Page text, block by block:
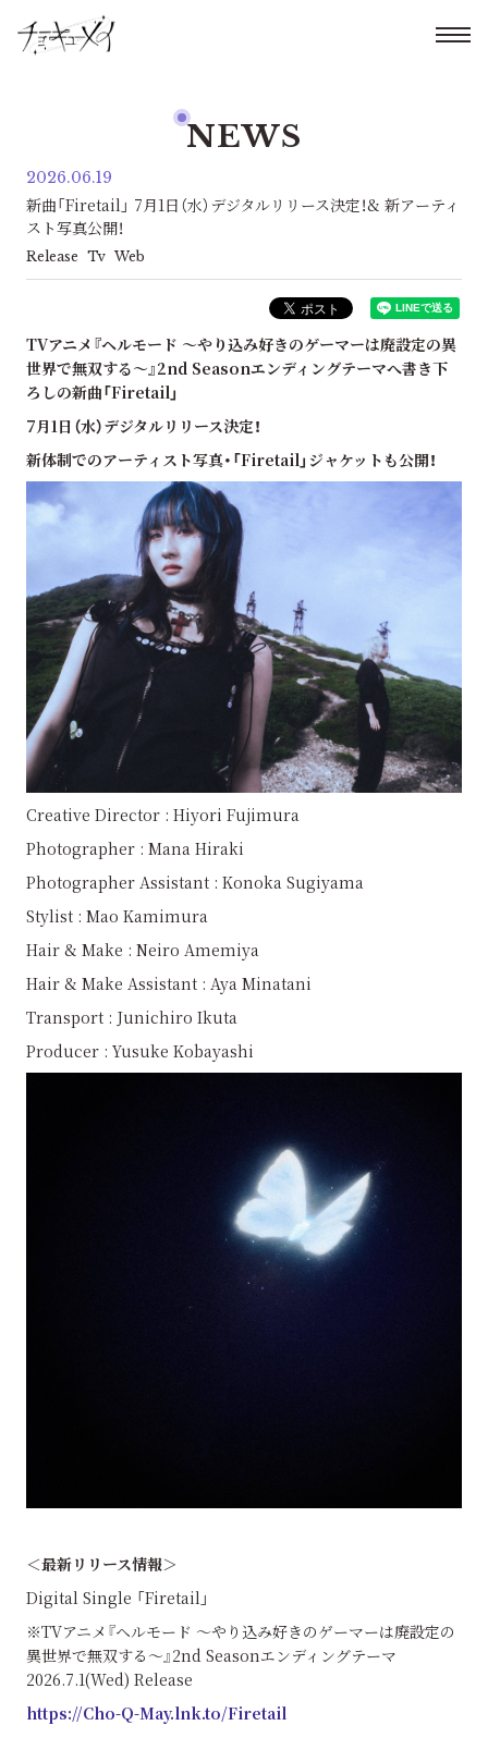
NEWS
2026.06.19
新曲「Firetail」 7月1日（水）デジタルリリース決定！& 新アーティ
スト写真公開！
Release Tv Web
TVアニメ『ヘルモード ～やり込み好きのゲーマーは廃設定の異
世界で無双する～』2nd Seasonエンディングテーマへ書き下
ろしの新曲「Firetail」
7月1日（水）デジタルリリース決定！
新体制でのアーティスト写真・「Firetail」ジャケットも公開！
Creative Director : Hiyori Fujimura
Photographer : Mana Hiraki
Photographer Assistant : Konoka Sugiyama
Stylist : Mao Kamimura
Hair & Make : Neiro Amemiya
Hair & Make Assistant : Aya Minatani
Transport : Junichiro Ikuta
Producer : Yusuke Kobayashi
＜最新リリース情報＞
Digital Single 「Firetail」
※TVアニメ『ヘルモード ～やり込み好きのゲーマーは廃設定の
異世界で無双する～』2nd Seasonエンディングテーマ
2026.7.1(Wed) Release
https://Cho-Q-May.lnk.to/Firetail